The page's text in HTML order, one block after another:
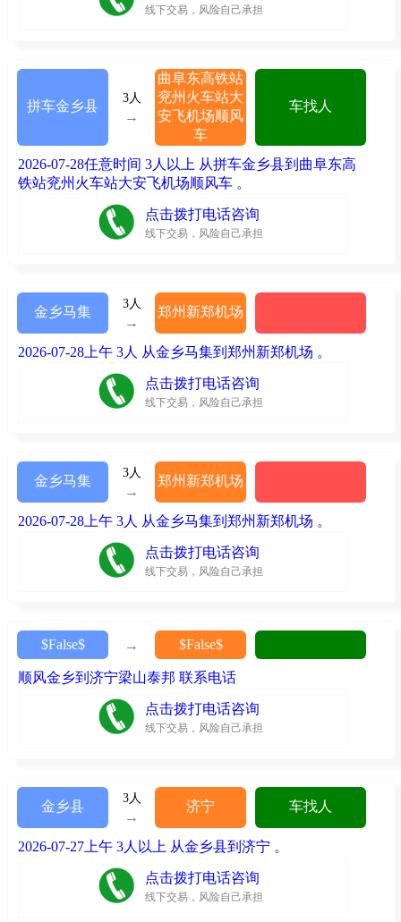
线下交易，风险自己承担
拼车金乡县
3人
→
曲阜东高铁站
兖州火车站大
安飞机场顺风
车
车找人
2026-07-28任意时间 3人以上 从拼车金乡县到曲阜东高
铁站兖州火车站大安飞机场顺风车 。
点击拨打电话咨询
线下交易，风险自己承担
金乡马集
3人
→
郑州新郑机场
2026-07-28上午 3人 从金乡马集到郑州新郑机场 。
点击拨打电话咨询
线下交易，风险自己承担
金乡马集
3人
→
郑州新郑机场
2026-07-28上午 3人 从金乡马集到郑州新郑机场 。
点击拨打电话咨询
线下交易，风险自己承担
$False$ → $False$
顺风金乡到济宁梁山泰邦 联系电话
点击拨打电话咨询
线下交易，风险自己承担
金乡县
3人
→
济宁 车找人
2026-07-27上午 3人以上 从金乡县到济宁 。
点击拨打电话咨询
线下交易，风险自己承担